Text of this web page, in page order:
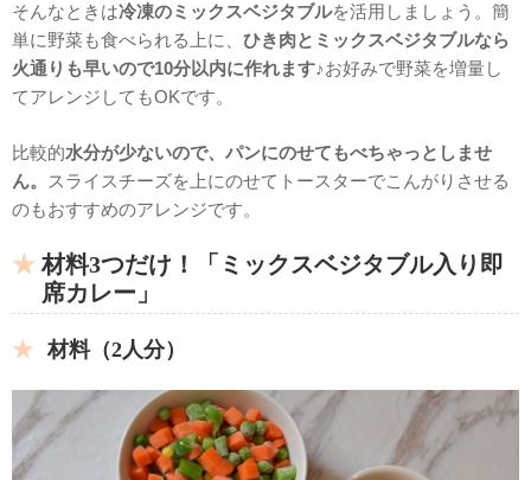
そんなときは冷凍のミックスベジタブルを活用しましょう。簡
単に野菜も食べられる上に、 ひき肉とミックスベジタブルなら
火通りも早いので10分以内に作れます♪お好みで野菜を増量し
てアレンジしてもOKです。
比較的水分が少ないので、パンにのせてもべちゃっとしませ
ん。
スライスチーズを上にのせてトースターでこんがりさせる
のもおすすめのアレンジです。
材料3つだけ！「ミックスベジタブル入り即
席カレー」
材料（2人分）